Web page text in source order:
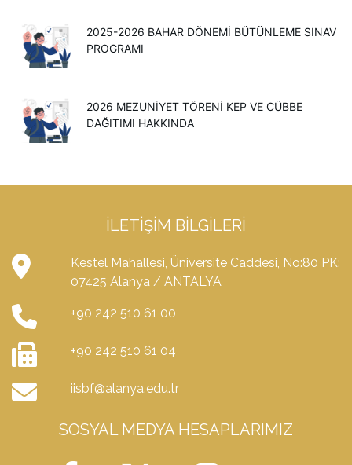
2025-2026 BAHAR DÖNEMİ BÜTÜNLEME SINAV
PROGRAMI
2026 MEZUNIYET TÖRENI KEP VE CÜBBE
DAĞITIMI HAKKINDA
İLETIŞIM BILGILERI
Kestel Mahallesi, Üniversite Caddesi, No:80 PK:
07425 Alanya / ANTALYA
+90 242 510 61 00
+90 242 510 61 04
iisbf@alanya.edu.tr
SOSYAL MEDYA HESAPLARIMIZ